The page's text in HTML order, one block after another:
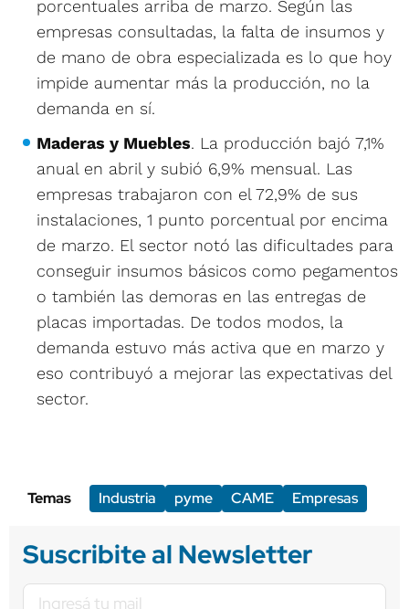
porcentuales arriba de marzo. Según las
empresas consultadas, la falta de insumos y
de mano de obra especializada es lo que hoy
impide aumentar más la producción, no la
demanda en sí.
Maderas y Muebles. La producción bajó 7,1%
anual en abril y subió 6,9% mensual. Las
empresas trabajaron con el 72,9% de sus
instalaciones, 1 punto porcentual por encima
de marzo. El sector notó las dificultades para
conseguir insumos básicos como pegamentos
o también las demoras en las entregas de
placas importadas. De todos modos, la
demanda estuvo más activa que en marzo y
eso contribuyó a mejorar las expectativas del
sector.
Temas Industria pyme CAME Empresas
Suscribite al Newsletter